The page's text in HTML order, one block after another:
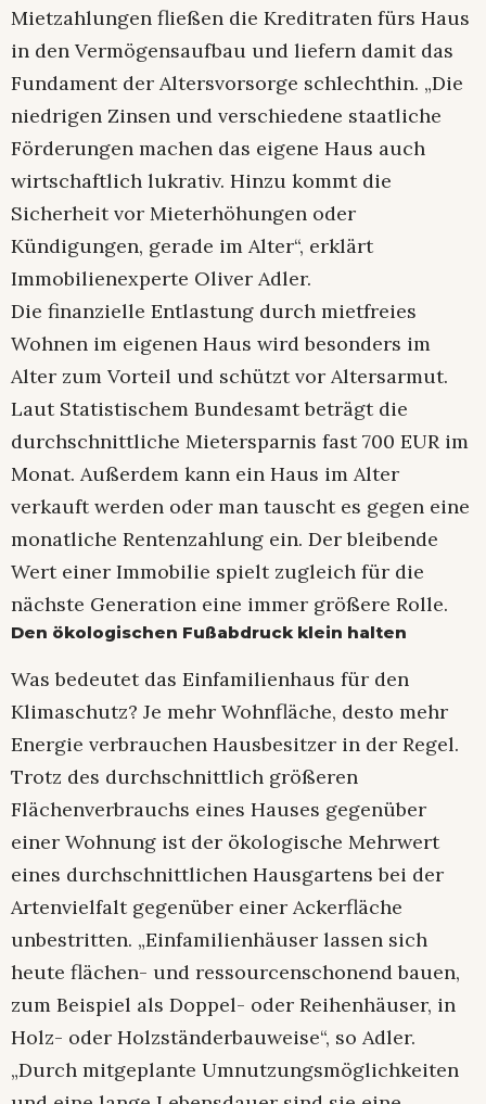
Mietzahlungen fließen die Kreditraten fürs Haus
in den Vermögensaufbau und liefern damit das
Fundament der Altersvorsorge schlechthin. „Die
niedrigen Zinsen und verschiedene staatliche
Förderungen machen das eigene Haus auch
wirtschaftlich lukrativ. Hinzu kommt die
Sicherheit vor Mieterhöhungen oder
Kündigungen, gerade im Alter“, erklärt
Immobilienexperte Oliver Adler.
Die finanzielle Entlastung durch mietfreies
Wohnen im eigenen Haus wird besonders im
Alter zum Vorteil und schützt vor Altersarmut.
Laut Statistischem Bundesamt beträgt die
durchschnittliche Mietersparnis fast 700 EUR im
Monat. Außerdem kann ein Haus im Alter
verkauft werden oder man tauscht es gegen eine
monatliche Rentenzahlung ein. Der bleibende
Wert einer Immobilie spielt zugleich für die
nächste Generation eine immer größere Rolle.
Den ökologischen Fußabdruck klein halten
Was bedeutet das Einfamilienhaus für den
Klimaschutz? Je mehr Wohnfläche, desto mehr
Energie verbrauchen Hausbesitzer in der Regel.
Trotz des durchschnittlich größeren
Flächenverbrauchs eines Hauses gegenüber
einer Wohnung ist der ökologische Mehrwert
eines durchschnittlichen Hausgartens bei der
Artenvielfalt gegenüber einer Ackerfläche
unbestritten. „Einfamilienhäuser lassen sich
heute flächen- und ressourcenschonend bauen,
zum Beispiel als Doppel- oder Reihenhäuser, in
Holz- oder Holzständerbauweise“, so Adler.
„Durch mitgeplante Umnutzungsmöglichkeiten